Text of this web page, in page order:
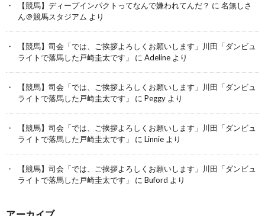
【競馬】ディープインパクトってなんで嫌われてんだ？ に 名無しさ
ん＠競馬スタジアム より
【競馬】司会「では、ご挨拶よろしくお願いします」川田「ダンビュ
ライトで落馬した戸崎圭太です」
に Adeline より
【競馬】司会「では、ご挨拶よろしくお願いします」川田「ダンビュ
ライトで落馬した戸崎圭太です」
に Peggy より
【競馬】司会「では、ご挨拶よろしくお願いします」川田「ダンビュ
ライトで落馬した戸崎圭太です」
に Linnie より
【競馬】司会「では、ご挨拶よろしくお願いします」川田「ダンビュ
ライトで落馬した戸崎圭太です」
に Buford より